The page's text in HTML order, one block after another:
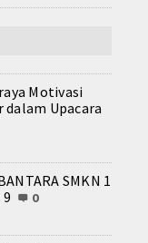
Motivasi
dalam Upacara
SMKN 1
0